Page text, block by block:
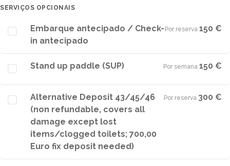
SERVIÇOS OPCIONAIS
Embarque antecipado / Check-
in antecipado
Por reserva·150 €
Stand up paddle (SUP) Por semana·150 €
Alternative Deposit 43/45/46
(non refundable, covers all
damage except lost
items/clogged toilets; 700,00
Euro fix deposit needed)
Por reserva·300 €